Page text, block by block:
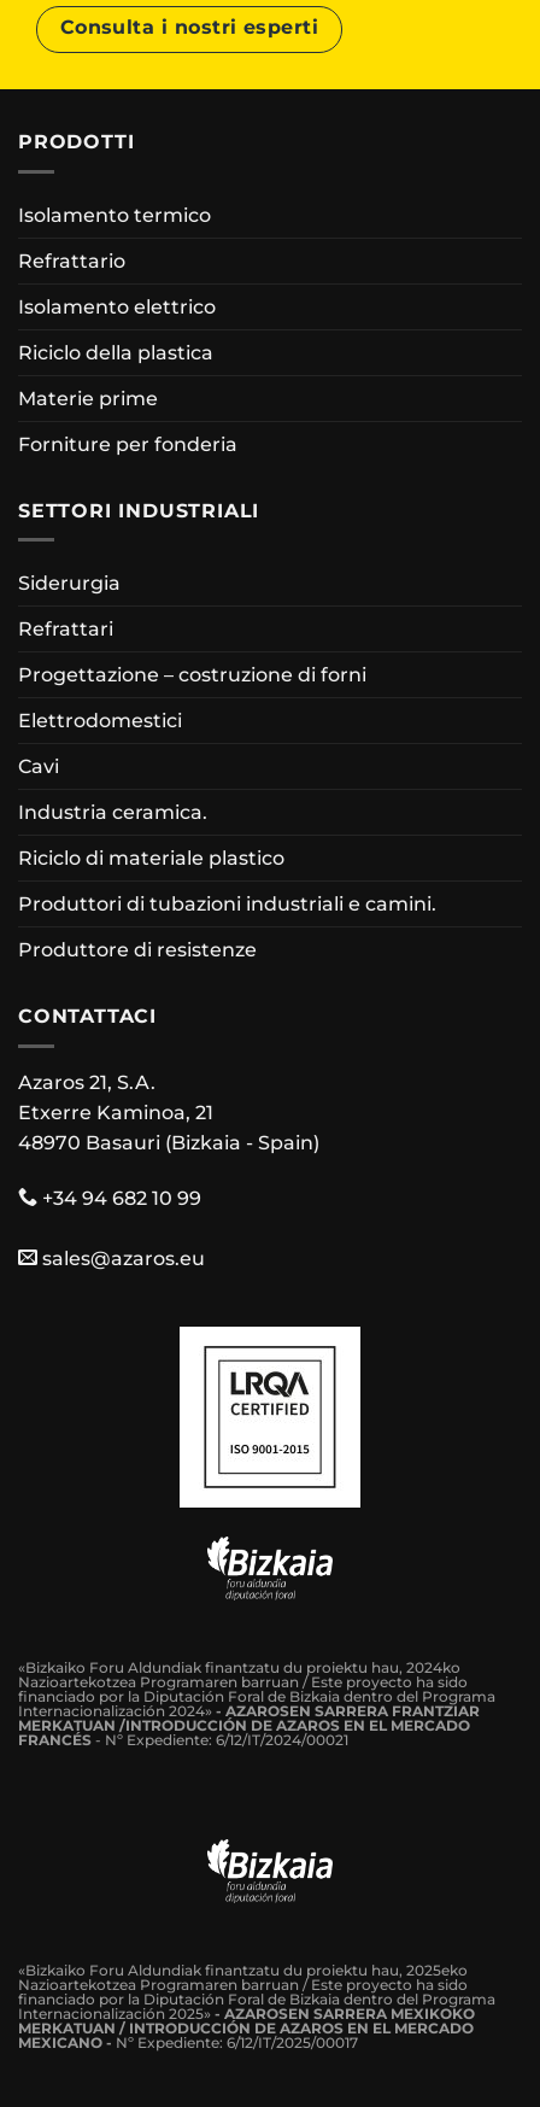
Consulta i nostri esperti
PRODOTTI
Isolamento termico
Refrattario
Isolamento elettrico
Riciclo della plastica
Materie prime
Forniture per fonderia
SETTORI INDUSTRIALI
Siderurgia
Refrattari
Progettazione – costruzione di forni
Elettrodomestici
Cavi
Industria ceramica.
Riciclo di materiale plastico
Produttori di tubazioni industriali e camini.
Produttore di resistenze
CONTATTACI
Azaros 21, S.A.
Etxerre Kaminoa, 21
48970 Basauri (Bizkaia - Spain)
+34 94 682 10 99
sales@azaros.eu
«Bizkaiko Foru Aldundiak finantzatu du proiektu hau, 2024ko
Nazioartekotzea Programaren barruan / Este proyecto ha sido
financiado por la Diputación Foral de Bizkaia dentro del Programa
Internacionalización 2024» - AZAROSEN SARRERA FRANTZIAR
MERKATUAN /INTRODUCCIÓN DE AZAROS EN EL MERCADO
FRANCÉS - Nº Expediente: 6/12/IT/2024/00021
«Bizkaiko Foru Aldundiak finantzatu du proiektu hau, 2025eko
Nazioartekotzea Programaren barruan / Este proyecto ha sido
financiado por la Diputación Foral de Bizkaia dentro del Programa
Internacionalización 2025» - AZAROSEN SARRERA MEXIKOKO
MERKATUAN / INTRODUCCIÓN DE AZAROS EN EL MERCADO
MEXICANO - Nº Expediente: 6/12/IT/2025/00017